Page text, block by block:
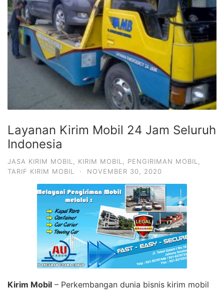
Layanan Kirim Mobil 24 Jam Seluruh
Indonesia
JASA KIRIM MOBIL KIRIM MOBIL PENGIRIMAN MOBIL
TARIF KIRIM MOBIL
· NOVEMBER 30, 2020
Kirim Mobil – Perkembangan dunia bisnis kirim mobil